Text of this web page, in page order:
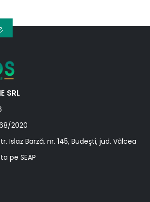
SRL
2020
Islaz Barză, nr. 145, Budeşti, jud. Vâlcea
pe SEAP